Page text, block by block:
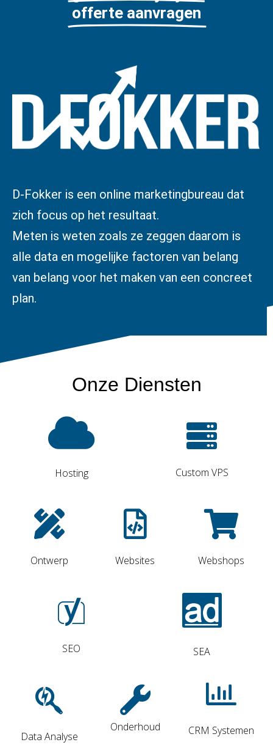
offerte aanvragen
D-Fokker is een online marketingbureau dat
zich focus op het resultaat.
Meten is weten zoals ze zeggen daarom is
alle data en mogelijke factoren van belang
van belang voor het maken van een concreet
plan.
Onze Diensten
Hosting Custom VPS
Ontwerp Websites Webshops
SEO SEA
Data Analyse
Onderhoud CRM Systemen